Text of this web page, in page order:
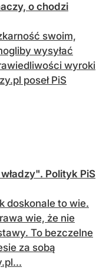
o chodzi
swoim,
wysyłać
wyroki
poseł PiS
Polityk PiS
doskonale to wie.
wie, że nie
To bezczelne
za sobą